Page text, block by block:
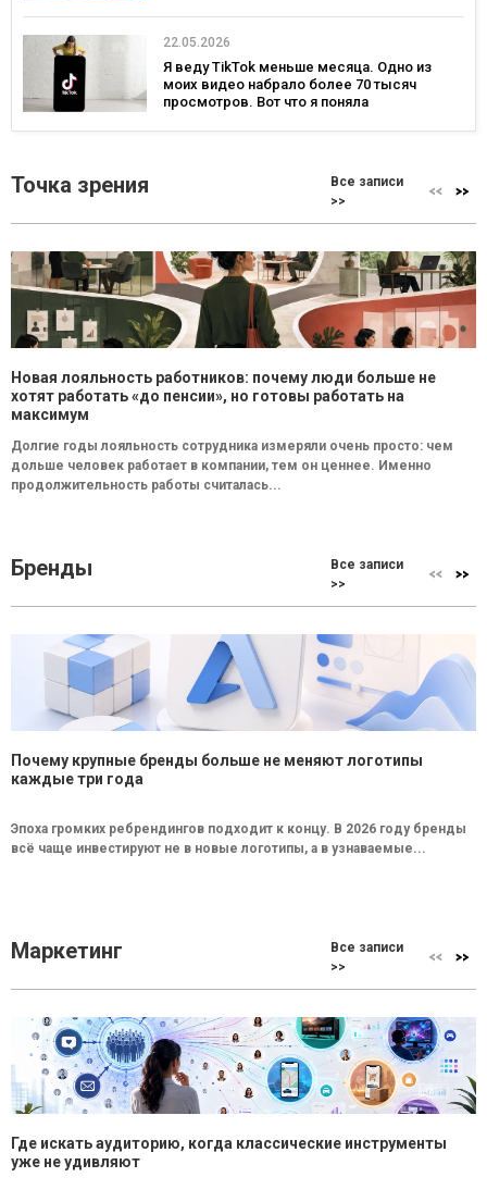
22.05.2026
Я веду TikTok меньше месяца. Одно из
моих видео набрало более 70 тысяч
просмотров. Вот что я поняла
Точка зрения
Все записи
>>
Новая лояльность работников: почему люди больше не
хотят работать «до пенсии», но готовы работать на
максимум
Долгие годы лояльность сотрудника измеряли очень просто: чем
дольше человек работает в компании, тем он ценнее. Именно
продолжительность работы считалась...
Бренды
Все записи
>>
Почему крупные бренды больше не меняют логотипы
каждые три года
Эпоха громких ребрендингов подходит к концу. В 2026 году бренды
всё чаще инвестируют не в новые логотипы, а в узнаваемые...
Маркетинг
Все записи
>>
Где искать аудиторию, когда классические инструменты
уже не удивляют